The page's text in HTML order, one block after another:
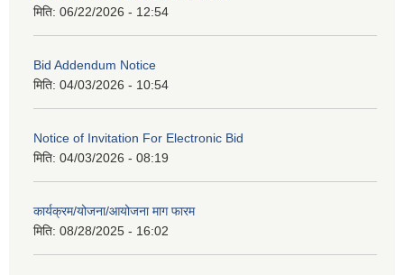
मिति: 06/22/2026 - 12:54
Bid Addendum Notice
मिति: 04/03/2026 - 10:54
Notice of Invitation For Electronic Bid
मिति: 04/03/2026 - 08:19
कार्यक्रम/योजना/आयोजना माग फारम
मिति: 08/28/2025 - 16:02